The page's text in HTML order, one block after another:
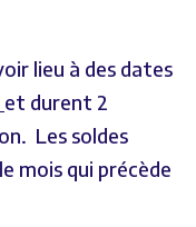
lieu à des dates
et durent 2
Les soldes
mois qui précède